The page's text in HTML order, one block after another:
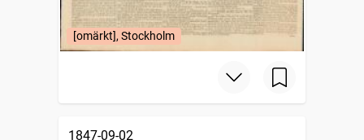
[omärkt], Stockholm
1847-09-02